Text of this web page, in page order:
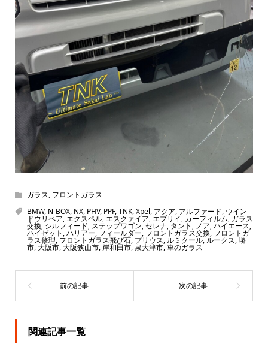
ガラス, フロントガラス
BMW, N-BOX, NX, PHV, PPF,TNK,Xpel, アクア, アルファード, ウイン
ドウリペア,エクスペル,エスクァイア,エブリイ, カーフィルム, ガラス
交換,シルフィード, ステップワゴン,セレナ,タント , ノア,ハイエース,
ハイゼット ,ハリアー, フィールダー, フロントガラス交換, フロントガ
ラス修理,フロントガラス飛び石, プリウス, ルミクール,ルークス,堺
市,大阪市,大阪狭山市, 岸和田市, 泉大津市,車のガラス
関連記事一覧